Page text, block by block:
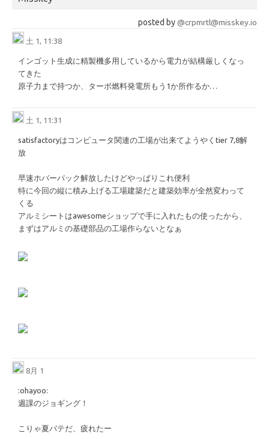
posted by@crpmrtl@misskey.io
土 1, 11:38
インゴット生成に精製機多用しているから電力が結構厳しくなっ
てきた
原子力まで持つか、ターボ燃料発電所もう1か所作るか…
土 1, 11:31
satisfactoryはコンピュータ関連の工場が出来てようやくtier 7,8解
放
早速ホバーパック解放したけどやっぱりこれ便利
特に今回の縦に積み上げる工場建築だと建築効率が全然変わって
くる
アルミシートはawesomeショップで手に入れたもの使ったから、
まずはアルミの基礎部品の工場作らないとなぁ
8月 1
​:ohayoo:​
週課のジョギング！
こりゃ夏バテだ、疲れたー